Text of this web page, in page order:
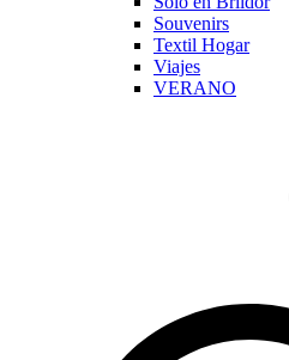
Souvenirs
Textil Hogar
Viajes
VERANO